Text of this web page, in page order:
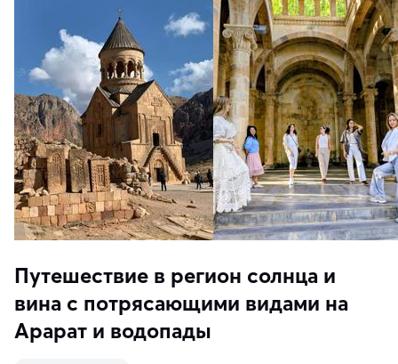
Путешествие в регион солнца и
вина с потрясающими видами на
Арарат и водопады